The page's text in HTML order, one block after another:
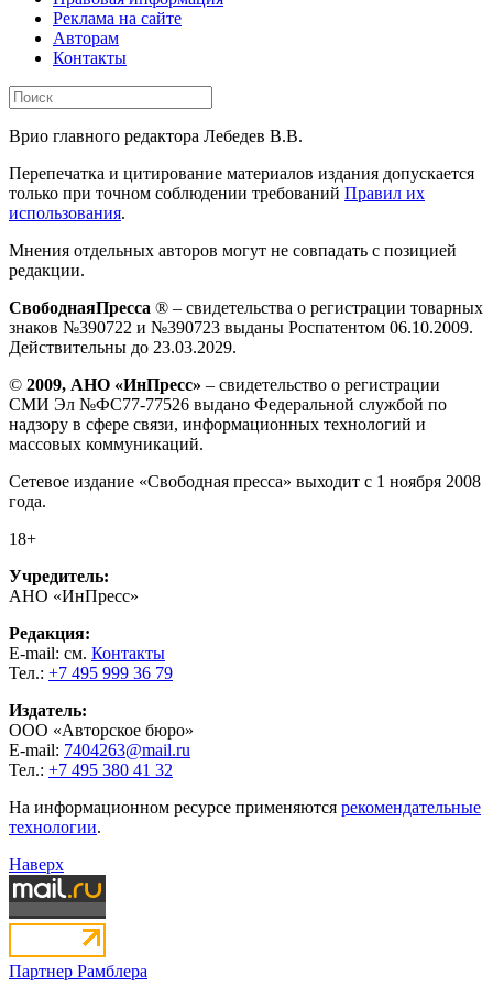
Реклама на сайте
Авторам
Контакты
Врио главного редактора Лебедев В.В.
Перепечатка и цитирование материалов издания допускается
только при точном соблюдении требований Правил их
использования.
Мнения отдельных авторов могут не совпадать с позицией
редакции.
СвободнаяПресса ® – свидетельства о регистрации товарных
знаков №390722 и №390723 выданы Роспатентом 06.10.2009.
Действительны до 23.03.2029.
© 2009, АНО «ИнПресс» – свидетельство о регистрации
СМИ Эл №ФС77-77526 выдано Федеральной службой по
надзору в сфере связи, информационных технологий и
массовых коммуникаций.
Сетевое издание «Свободная пресса» выходит с 1 ноября 2008
года.
18+
Учредитель:
АНО «ИнПресс»
Редакция:
E-mail: см. Контакты
Тел.: +7 495 999 36 79
Издатель:
ООО «Авторское бюро»
E-mail: 7404263@mail.ru
Тел.: +7 495 380 41 32
На информационном ресурсе применяются рекомендательные
технологии.
Наверх
Партнер Рамблера